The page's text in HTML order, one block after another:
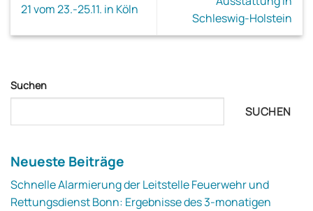
21 vom 23.-25.11. in Köln
Schleswig-Holstein
Suchen
SUCHEN
Neueste Beiträge
Schnelle Alarmierung der Leitstelle Feuerwehr und
Rettungsdienst Bonn: Ergebnisse des 3-monatigen